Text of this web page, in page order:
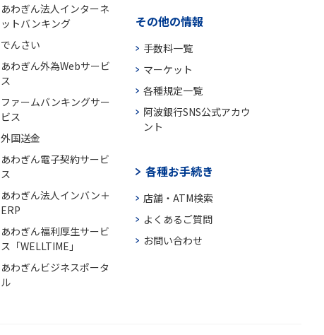
あわぎん法人インターネ
ットバンキング
でんさい
あわぎん外為Webサービ
ス
ファームバンキングサー
ビス
外国送金
あわぎん電子契約サービ
ス
あわぎん法人インバン＋
ERP
あわぎん福利厚生サービ
ス「WELLTIME」
あわぎんビジネスポータ
ル
その他の情報
手数料一覧
マーケット
各種規定一覧
阿波銀行SNS公式アカウ
ント
各種お手続き
店舗・ATM検索
よくあるご質問
お問い合わせ